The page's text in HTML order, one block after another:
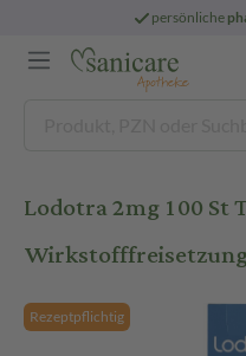
persönliche
Lodotra 2mg 100
Rezeptpflichtig